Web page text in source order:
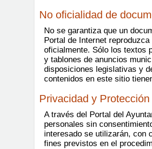
No oficialidad de
No se garantiza que un
Portal de Internet
oficialmente. Sólo los textos
y tablones de anuncios
disposiciones legislativas y
contenidos en este sitio
Privacidad y
A través del Portal del
personales sin
interesado se utilizarán, con
fines previstos en el